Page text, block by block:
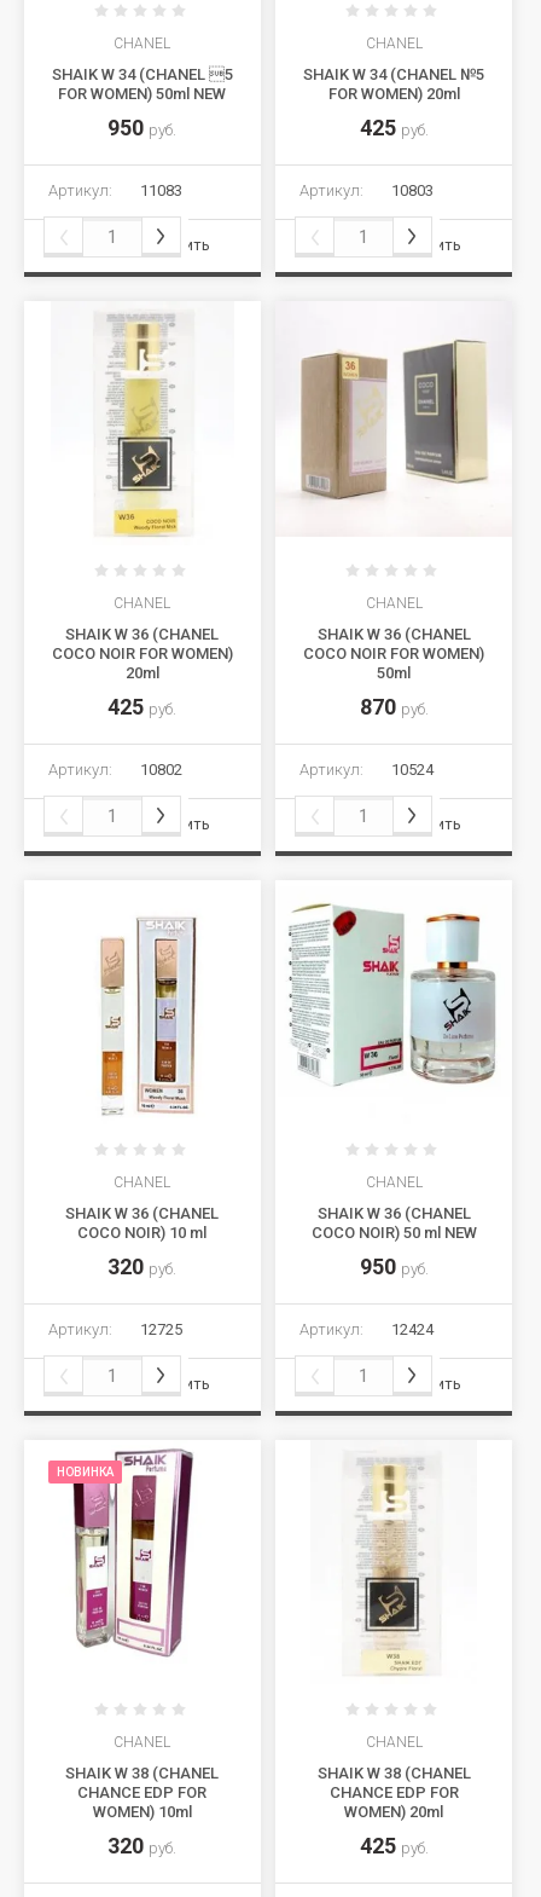
CHANEL
SHAIK W 34 (CHANEL 5
FOR WOMEN) 50ml NEW
950 руб.
Артикул: 11083
Сравнить
CHANEL
SHAIK W 34 (CHANEL №5
FOR WOMEN) 20ml
425 руб.
Артикул: 10803
Сравнить
CHANEL
SHAIK W 36 (CHANEL
COCO NOIR FOR WOMEN)
20ml
425 руб.
Артикул: 10802
Сравнить
CHANEL
SHAIK W 36 (CHANEL
COCO NOIR FOR WOMEN)
50ml
870 руб.
Артикул: 10524
Сравнить
CHANEL
SHAIK W 36 (CHANEL
COCO NOIR) 10 ml
320 руб.
Артикул: 12725
Сравнить
CHANEL
SHAIK W 36 (CHANEL
COCO NOIR) 50 ml NEW
950 руб.
Артикул: 12424
Сравнить
НОВИНКА
CHANEL
SHAIK W 38 (CHANEL
CHANCE EDP FOR
WOMEN) 10ml
320 руб.
CHANEL
SHAIK W 38 (CHANEL
CHANCE EDP FOR
WOMEN) 20ml
425 руб.